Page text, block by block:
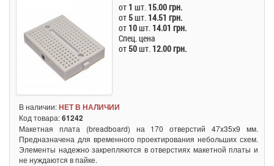
от 1 шт. 15.00 грн.
от 5шт. 14.51 грн.
от 10шт. 14.01 грн.
Спец. цена
от 50шт. 12.00 грн.
В наличии:НЕТ В НАЛИЧИИ
Код товара:61242
Макетная плата (breadboard) на 170 отверстий 47x35х9 мм.
Предназначена для временного проектирования небольших схем.
Элементы надежно закрепляются в отверстиях макетной платы и
не нуждаются в пайке.